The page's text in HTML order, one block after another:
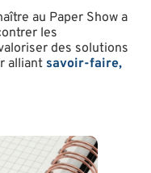
au Paper Show a
les
des solutions
alliant savoir-faire,